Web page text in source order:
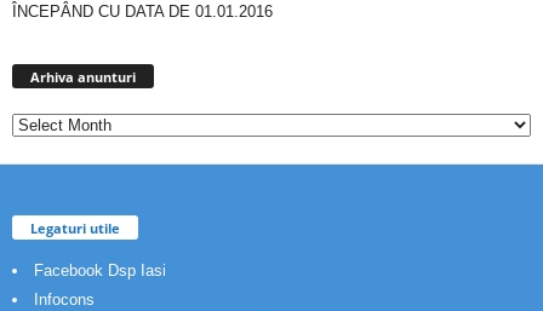
ÎNCEPÂND CU DATA DE 01.01.2016
Arhiva anunturi
Legaturi utile
Facebook Dsp Iasi
Infocons